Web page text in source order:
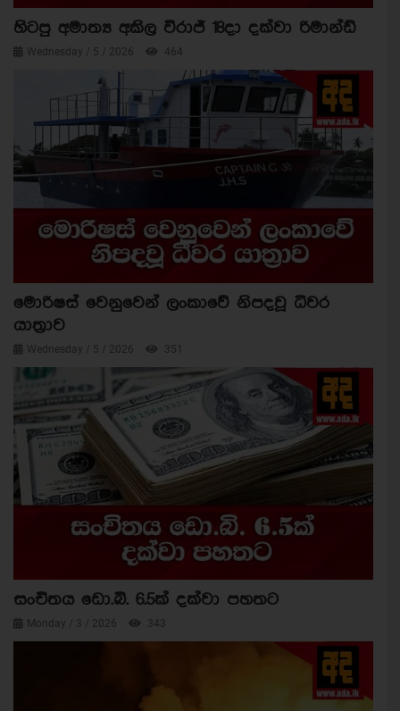
හිටපු අමාත්‍ය අකිල විරාජ් 18දා දක්වා රිමාන්ඩ්
Wednesday / 5 / 2026 464
මොරිෂස් වෙනුවෙන් ලංකාවේ නිපදවූ ධීවර
යාත්‍රාව
Wednesday / 5 / 2026 351
සංචිතය ඩො.බි. 6.5ක් දක්වා පහතට
Monday / 3 / 2026 343